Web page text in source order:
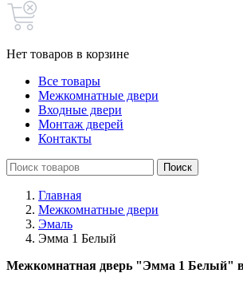
Нет товаров в корзине
Все товары
Межкомнатные двери
Входные двери
Монтаж дверей
Контакты
Search
for:
Поиск
Главная
Межкомнатные двери
Эмаль
Эмма 1 Белый
Межкомнатная дверь "Эмма 1 Белый"